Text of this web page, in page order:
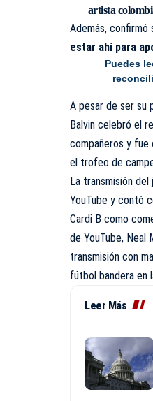
artista
Además, confirmó
estar ahí para
Puedes
A pesar de ser su
Balvin celebró el
compañeros y fue
el trofeo de
La transmisión
YouTube y contó
Cardi B como
de YouTube, Neal
transmisión con
fútbol bandera en
Leer Más